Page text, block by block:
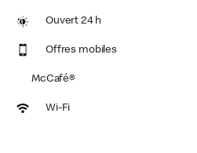
Ouvert 24 h
Offres mobiles
McCafé®
Wi-Fi